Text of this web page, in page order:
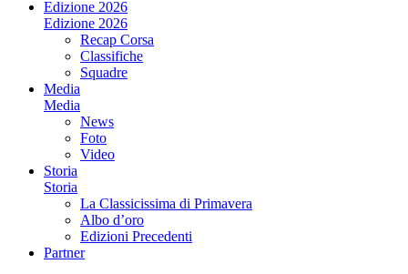
Edizione 2026
Edizione 2026
Recap Corsa
Classifiche
Squadre
Media
Media
News
Foto
Video
Storia
Storia
La Classicissima di Primavera
Albo d’oro
Edizioni Precedenti
Partner